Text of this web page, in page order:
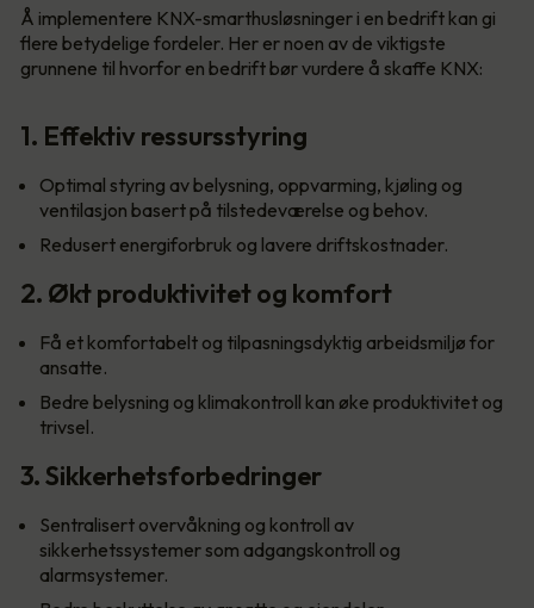
Å implementere KNX-smarthusløsninger i en bedrift kan gi
flere betydelige fordeler. Her er noen av de viktigste
grunnene til hvorfor en bedrift bør vurdere å skaffe KNX:
1. Effektiv ressursstyring
Optimal styring av belysning, oppvarming, kjøling og
ventilasjon basert på tilstedeværelse og behov.
Redusert energiforbruk og lavere driftskostnader.
2. Økt produktivitet og komfort
Få et komfortabelt og tilpasningsdyktig arbeidsmiljø for
ansatte.
Bedre belysning og klimakontroll kan øke produktivitet og
trivsel.
3. Sikkerhetsforbedringer
Sentralisert overvåkning og kontroll av
sikkerhetssystemer som adgangskontroll og
alarmsystemer.